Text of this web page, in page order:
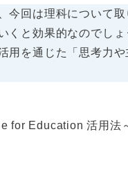
回は理科について
と効果的なのでしょ
を通じた「思考力
for Education 活用法